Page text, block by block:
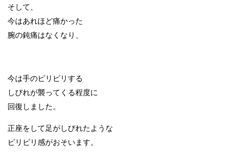
そして、
今はあれほど痛かった
腕の鈍痛はなくなり、
今は手のピリピリする
しびれが襲ってくる程度に
回復しました。
正座をして足がしびれたような
ピリピリ感がおそいます。